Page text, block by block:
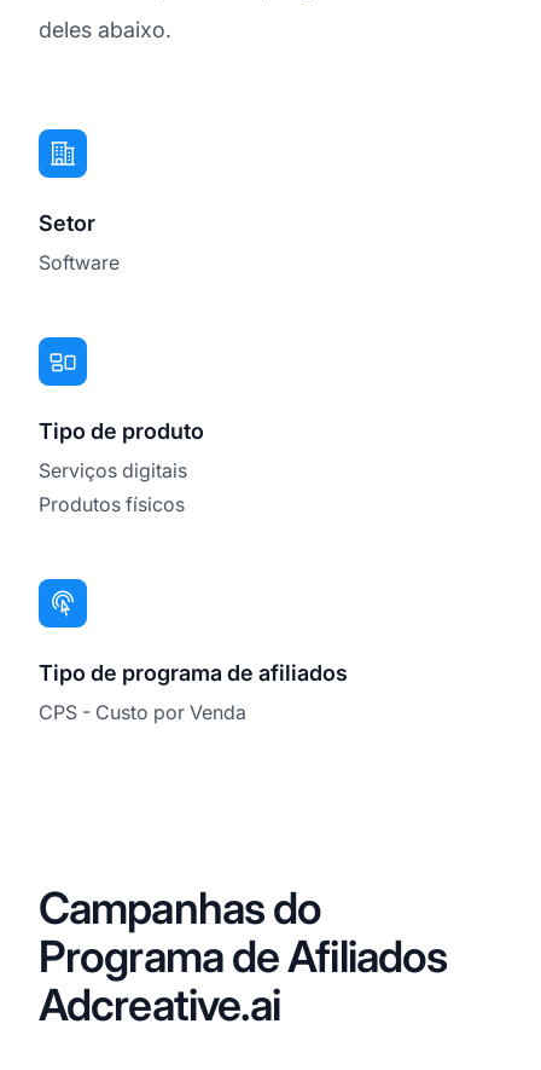
deles abaixo.
Setor
Software
Tipo de produto
Serviços digitais
Produtos físicos
Tipo de programa de afiliados
CPS - Custo por Venda
Campanhas do
Programa de Afiliados
Adcreative.ai